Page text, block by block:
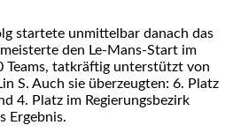
startete unmittelbar danach das
den Le-Mans-Start im
Teams, tatkräftig unterstützt von
S. Auch sie überzeugten: 6. Platz
4. Platz im Regierungsbezirk
Ergebnis.